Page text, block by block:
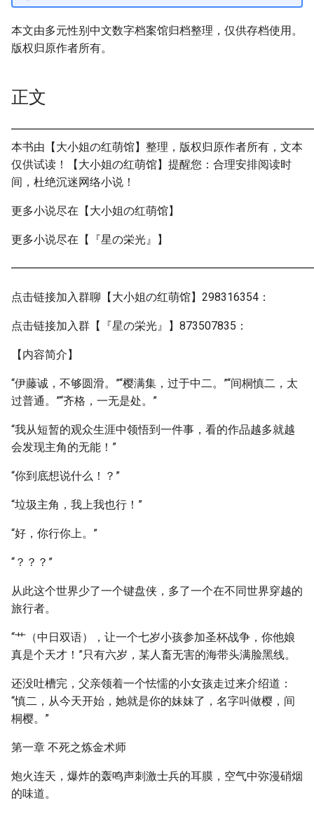
本文由多元性别中文数字档案馆归档整理，仅供存档使用。
版权归原作者所有。
正文
本书由【大小姐の红萌馆】整理，版权归原作者所有，文本
仅供试读！【大小姐の红萌馆】提醒您：合理安排阅读时
间，杜绝沉迷网络小说！
更多小说尽在【大小姐の红萌馆】
更多小说尽在【『星の栄光』】
点击链接加入群聊【大小姐の红萌馆】298316354：
点击链接加入群【『星の栄光』】873507835：
【内容简介】
“伊藤诚，不够圆滑。”“樱满集，过于中二。”“间桐慎二，太
过普通。”“齐格，一无是处。”
“我从短暂的观众生涯中领悟到一件事，看的作品越多就越
会发现主角的无能！”
“你到底想说什么！？”
“垃圾主角，我上我也行！”
“好，你行你上。”
“？？？”
从此这个世界少了一个键盘侠，多了一个在不同世界穿越的
旅行者。
“艹（中日双语），让一个七岁小孩参加圣杯战争，你他娘
真是个天才！”只有六岁，某人畜无害的海带头满脸黑线。
还没吐槽完，父亲领着一个怯懦的小女孩走过来介绍道：
“慎二，从今天开始，她就是你的妹妹了，名字叫做樱，间
桐樱。”
第一章 不死之炼金术师
炮火连天，爆炸的轰鸣声刺激士兵的耳膜，空气中弥漫硝烟
的味道。